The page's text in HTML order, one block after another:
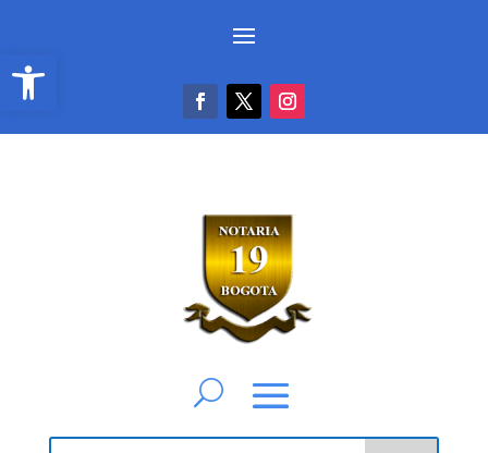
Abrir barra de herramientas